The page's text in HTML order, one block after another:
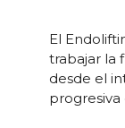
El
trabajar la
desde el
progresiva